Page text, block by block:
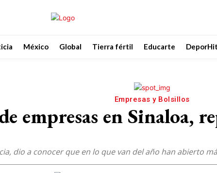
México Global Tierra fértil Educarte
Empresas y Bolsillos
empresas en Sinaloa,
dio a conocer que en lo que van del año han abierto